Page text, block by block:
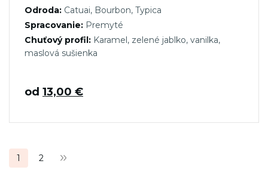
Odroda: Catuai, Bourbon, Typica
Spracovanie: Premyté
Chuťový profil: Karamel, zelené jablko, vanilka,
maslová sušienka
od 13,00 €
Stránkovanie
1 2